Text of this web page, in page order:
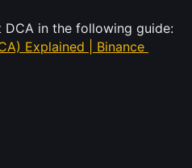
Explained | Binance